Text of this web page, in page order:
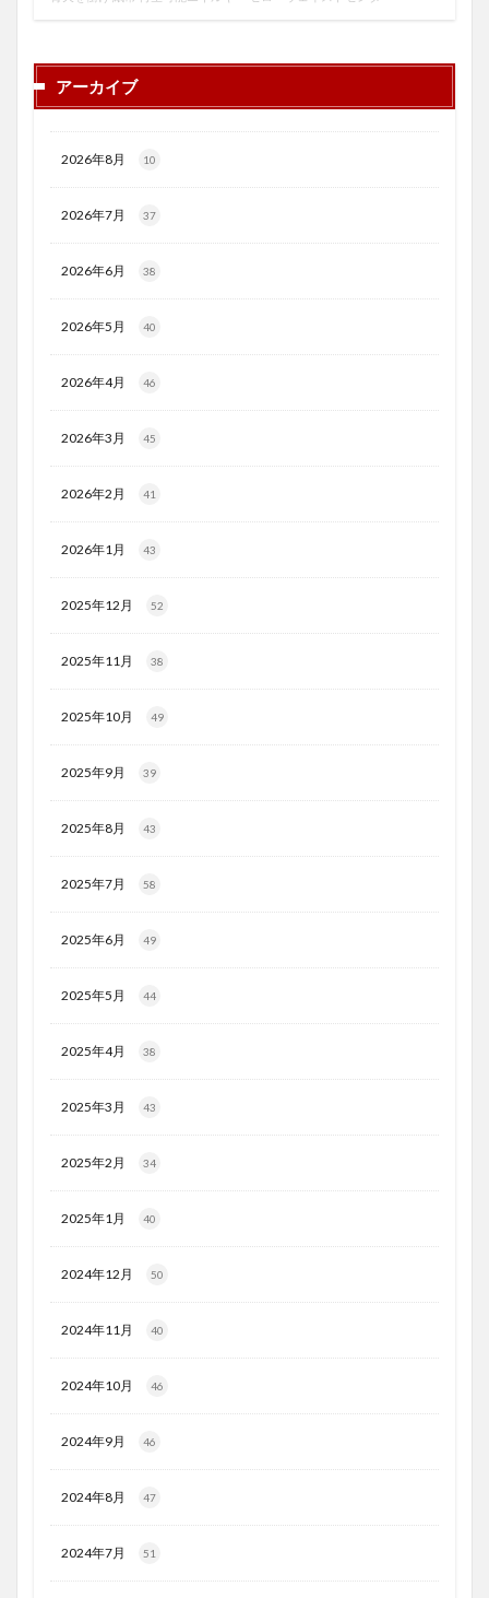
アーカイブ
2026年8月 10
2026年7月 37
2026年6月 38
2026年5月 40
2026年4月 46
2026年3月 45
2026年2月 41
2026年1月 43
2025年12月 52
2025年11月 38
2025年10月 49
2025年9月 39
2025年8月 43
2025年7月 58
2025年6月 49
2025年5月 44
2025年4月 38
2025年3月 43
2025年2月 34
2025年1月 40
2024年12月 50
2024年11月 40
2024年10月 46
2024年9月 46
2024年8月 47
2024年7月 51